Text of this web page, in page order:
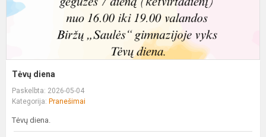
Tėvų diena
Paskelbta: 2026-05-04
Kategorija: Pranešimai
Tėvų diena.